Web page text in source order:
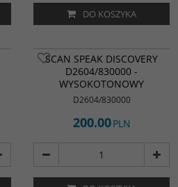
DO KOSZYKA
SCAN SPEAK DISCOVERY
D2604/830000 -
WYSOKOTONOWY
D2604/830000
200.00PLN